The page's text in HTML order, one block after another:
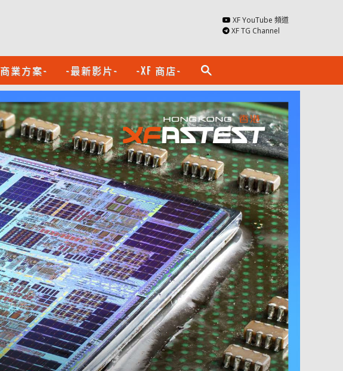
XF YouTube 頻道
XF TG Channel
業方案- -最新影片- -XF 商店- search